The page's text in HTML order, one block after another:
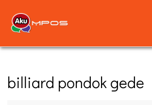
billiard pondok gede